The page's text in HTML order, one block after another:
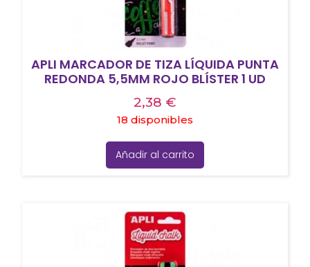
APLI MARCADOR DE TIZA LÍQUIDA PUNTA
REDONDA 5,5MM ROJO BLÍSTER 1 UD
2,38 €
18 disponibles
Añadir al carrito